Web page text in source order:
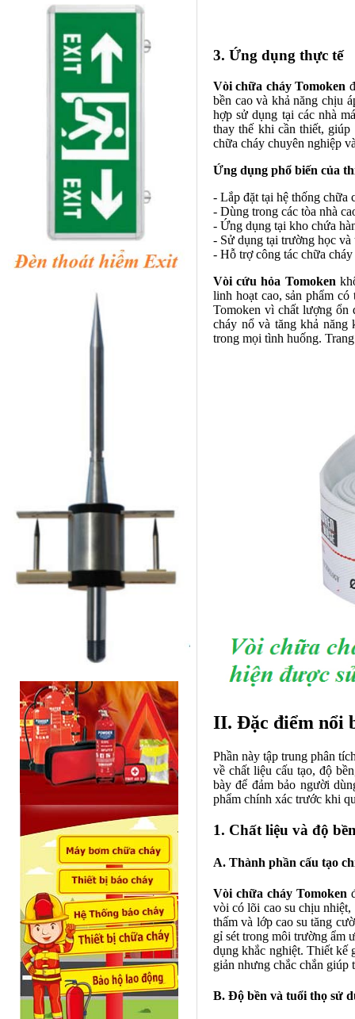
3. Ứng dụng thực tế
Vòi chữa cháy Tomoken
bền cao và khả năng chịu
hợp sử dụng tại các nhà
thay thế khi cần thiết,
chữa cháy chuyên nghiệp
Ứng dụng phổ biến của
- Lắp đặt tại hệ thống chữa
- Dùng trong các tòa nhà
- Ứng dụng tại kho chứa
- Sử dụng tại trường học
- Hỗ trợ công tác chữa
Vòi cứu hỏa Tomoken
linh hoạt cao, sản phẩm
Tomoken vì chất lượng ổn
cháy nổ và tăng khả năng
trong mọi tình huống.
II. Đặc điểm nổi
Phần này tập trung phân
về chất liệu cấu tạo, độ
bày để đảm bảo người
phẩm chính xác trước khi
1. Chất liệu và độ
A. Thành phần cấu tạo
Vòi chữa cháy Tomoken
vòi có lõi cao su chịu
thấm và lớp cao su tăng
gỉ sét trong môi trường ẩm
dụng khắc nghiệt. Thiết kế
giản nhưng chắc chắn giúp
B. Độ bền và tuổi thọ sử